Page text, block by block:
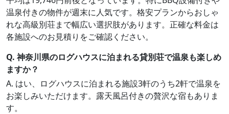
温泉付きの物件が週末に人気です。格安プランからおしゃ
れな高級別荘まで幅広い選択肢があります。正確な料金は
各施設へのお見積りをご確認ください。
Q. 神奈川県のログハウスに泊まれる貸別荘で温泉も楽しめ
ますか？
A. はい、ログハウスに泊まれる施設3軒のうち2軒で温泉を
お楽しみいただけます。露天風呂付きの贅沢な宿もありま
す。